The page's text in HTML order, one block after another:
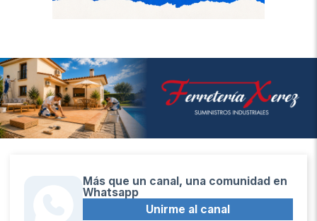
Más que un canal, una comunidad en
Whatsapp
Unirme al canal